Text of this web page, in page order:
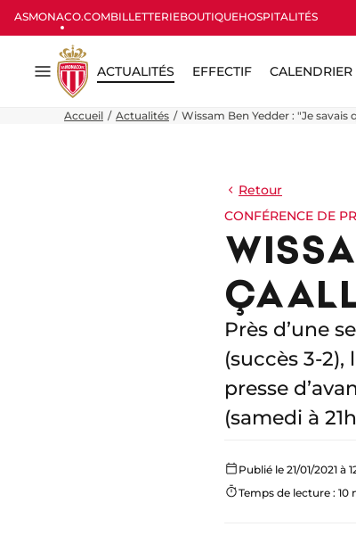
ASMONACO.COMBILLETTERIEBOUTIQUEHOSPITALITÉS
Menu
ACTUALITÉS EFFECTIF CALENDRIER
Accueil Actualités Wissam Ben Yedder : "Je savais
Retour
CONFÉRENCE DE
ÇA
Près d’une
(succès 3-
presse
(samedi à
Publié le 21/01/2021 à
Temps de lecture : 10